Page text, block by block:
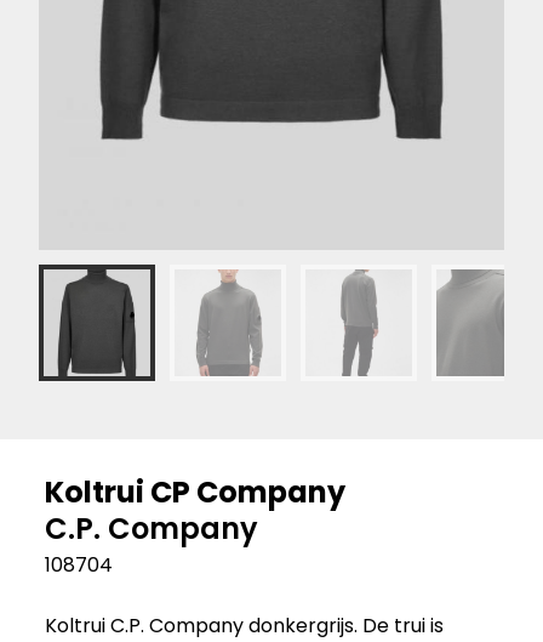
Koltrui CP Company
C.P. Company
108704
Koltrui C.P. Company donkergrijs. De trui is